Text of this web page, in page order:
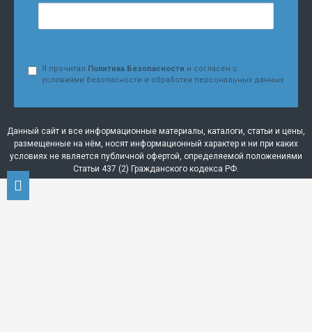
Я прочитал Политика Безопасности и согласен с
условиями безопасности и обработки персональных данных
Данный сайт и все информационные материалы, каталоги, статьи и цены,
размещенные на нём, носят информационный характер и ни при каких
условиях не является публичной офертой, определяемой положениями
Статьи 437 (2) Гражданского кодекса РФ.